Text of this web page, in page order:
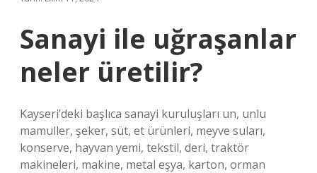
Sanayi ile uğraşanlar
neler üretilir?
Kayseri’deki başlıca sanayi kuruluşları un, unlu
mamuller, şeker, süt, et ürünleri, meyve suları,
konserve, hayvan yemi, tekstil, deri, traktör
makineleri, makine, metal eşya, karton, orman